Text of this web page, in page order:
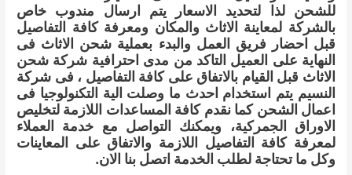
للشحن لذا لتحديد الاسعار يتم ارسال مندوب خاص
بالشركة لمعاينة الاثاث والمكان ومعرفة كافة التفاصيل
قبل احضار فريق العمل والبدء بعملية شحن الاثاث فى
النهاية على العميل التاكد من مدى احترافية شركة شحن
الاثاث قبل القيام بالاتفاق على كافة التفاصيل ، فى شركة
النسيم يتم استخدام احدث ما وصلت الية التكنولوجيا فى
اعمال الشحن كما نقدم كافة المساعدات اللازمة لتخليص
الاوراق الجمركية، ويمكنك التواصل مع خدمة العملاء
لمعرفة كافة التفاصيل اللازمة والاتفاق على المعاينات
وكل ما تحتاجة لطلب الخدمة اتصل بنا الان.